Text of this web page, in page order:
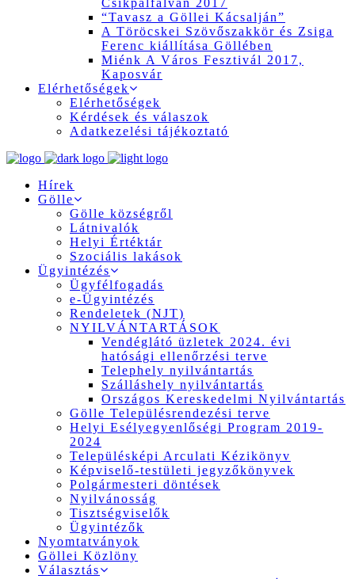
Csíkpálfalván 2017
“Tavasz a Göllei Kácsalján”
A Töröcskei Szövőszakkör és Zsiga
Ferenc kiállítása Göllében
Miénk A Város Fesztivál 2017,
Kaposvár
Elérhetőségek
Elérhetőségek
Kérdések és válaszok
Adatkezelési tájékoztató
Hírek
Gölle
Gölle községről
Látnivalók
Helyi Értéktár
Szociális lakások
Ügyintézés
Ügyfélfogadás
e-Ügyintézés
Rendeletek (NJT)
NYILVÁNTARTÁSOK
Vendéglátó üzletek 2024. évi
hatósági ellenőrzési terve
Telephely nyilvántartás
Szálláshely nyilvántartás
Országos Kereskedelmi Nyilvántartás
Gölle Településrendezési terve
Helyi Esélyegyenlőségi Program 2019-
2024
Településképi Arculati Kézikönyv
Képviselő-testületi jegyzőkönyvek
Polgármesteri döntések
Nyilvánosság
Tisztségviselők
Ügyintézők
Nyomtatványok
Göllei Közlöny
Választás